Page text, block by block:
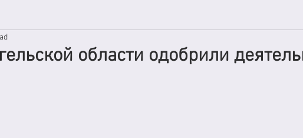
области одобрили